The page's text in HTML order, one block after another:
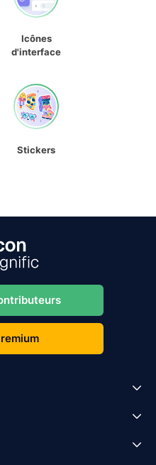
Icônes
d'interface
Stickers